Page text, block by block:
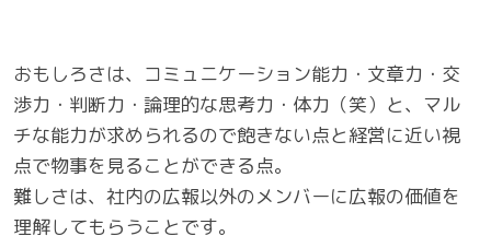
おもしろさは、コミュニケーション能力・文章力・交
渉力・判断力・論理的な思考力・体力（笑）と、マル
チな能力が求められるので飽きない点と経営に近い視
点で物事を見ることができる点。
難しさは、社内の広報以外のメンバーに広報の価値を
理解してもらうことです。